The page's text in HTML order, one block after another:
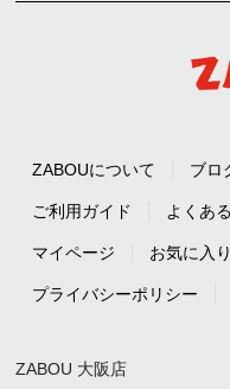
ZABOUについて ブロ
ご利用ガイド よくあ
マイページ お気に入
プライバシーポリシー
ZABOU 大阪店